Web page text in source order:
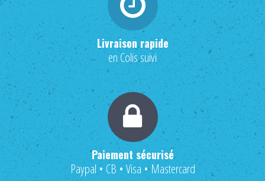
Livraison rapide
en Colis suivi
Paiement sécurisé
Paypal • CB • Visa • Mastercard